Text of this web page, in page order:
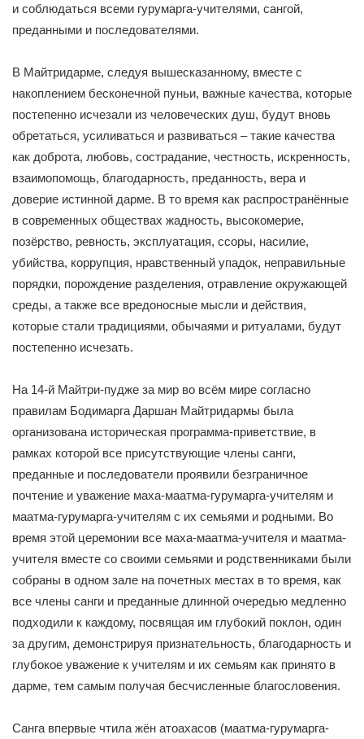
и соблюдаться всеми гурумарга-учителями, сангой,
преданными и последователями.
В Майтридарме, следуя вышесказанному, вместе с
накоплением бесконечной пуньи, важные качества, которые
постепенно исчезали из человеческих душ, будут вновь
обретаться, усиливаться и развиваться – такие качества
как доброта, любовь, сострадание, честность, искренность,
взаимопомощь, благодарность, преданность, вера и
доверие истинной дарме. В то время как распространённые
в современных обществах жадность, высокомерие,
позёрство, ревность, эксплуатация, ссоры, насилие,
убийства, коррупция, нравственный упадок, неправильные
порядки, порождение разделения, отравление окружающей
среды, а также все вредоносные мысли и действия,
которые стали традициями, обычаями и ритуалами, будут
постепенно исчезать.
На 14-й Майтри-пудже за мир во всём мире согласно
правилам Бодимарга Даршан Майтридармы была
организована историческая программа-приветствие, в
рамках которой все присутствующие члены санги,
преданные и последователи проявили безграничное
почтение и уважение маха-маатма-гурумарга-учителям и
маатма-гурумарга-учителям с их семьями и родными. Во
время этой церемонии все маха-маатма-учителя и маатма-
учителя вместе со своими семьями и родственниками были
собраны в одном зале на почетных местах в то время, как
все члены санги и преданные длинной очередью медленно
подходили к каждому, посвящая им глубокий поклон, один
за другим, демонстрируя признательность, благодарность и
глубокое уважение к учителям и их семьям как принято в
дарме, тем самым получая бесчисленные благословения.
Санга впервые чтила жён атоахасов (маатма-гурумарга-